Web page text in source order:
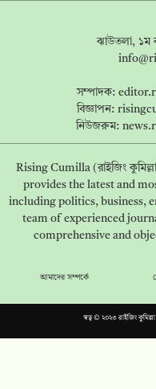
ঝাউতলা, ১ম
সম্পাদক:
বিজ্ঞাপন:
নিউজরুম:
Rising Cumilla (রাইজিং
provides the latest and
including politics, business,
team of experienced
comprehensive and
আমাদের সম্পর্কে
স্বত্ব © ২০২৩ রাইজিং